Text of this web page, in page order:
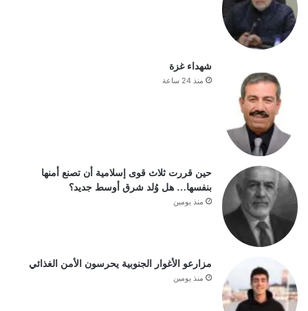
شهداء غزة
منذ 24 ساعة
حين قررت ثلاث قوى إسلامية أن تصنع أمنها
بنفسها… هل وُلد شرق أوسط جديد؟
منذ يومين
مزارعو الأغوار الجنوبية يحرسون الأمن الغذائي
منذ يومين